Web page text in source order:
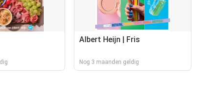
Albert Heijn | Fris
Nog 3 maanden geldig